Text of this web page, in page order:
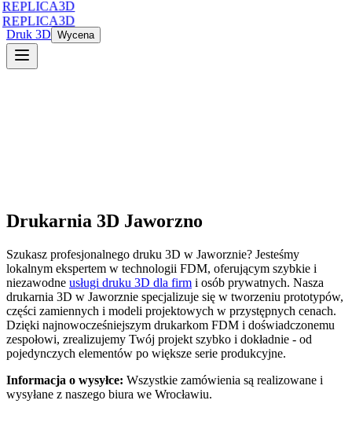
REPLICA3D
REPLICA3D
Druk 3D Wycena
Drukarnia 3D Jaworzno
Szukasz profesjonalnego druku 3D w Jaworznie? Jesteśmy
lokalnym ekspertem w technologii FDM, oferującym szybkie i
niezawodne usługi druku 3D dla firm i osób prywatnych. Nasza
drukarnia 3D w Jaworznie specjalizuje się w tworzeniu prototypów,
części zamiennych i modeli projektowych w przystępnych cenach.
Dzięki najnowocześniejszym drukarkom FDM i doświadczonemu
zespołowi, zrealizujemy Twój projekt szybko i dokładnie - od
pojedynczych elementów po większe serie produkcyjne.
Informacja o wysyłce: Wszystkie zamówienia są realizowane i
wysyłane z naszego biura we Wrocławiu.